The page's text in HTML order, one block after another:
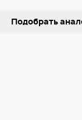
Подобрать